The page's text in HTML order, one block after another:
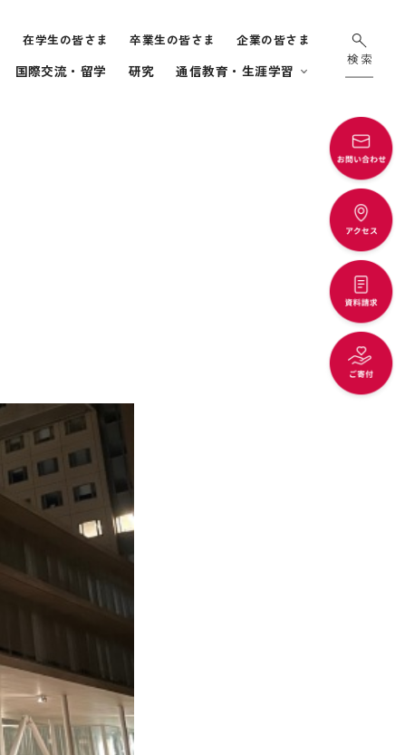
在学生の皆さま 卒業生の皆さま 企業の皆さま
国際交流・留学 研究 通信教育・生涯学習